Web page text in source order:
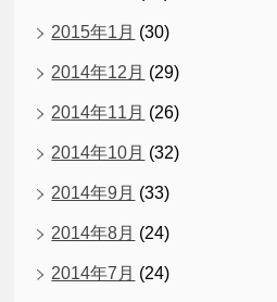
2015年1月 (30)
2014年12月 (29)
2014年11月 (26)
2014年10月 (32)
2014年9月 (33)
2014年8月 (24)
2014年7月 (24)